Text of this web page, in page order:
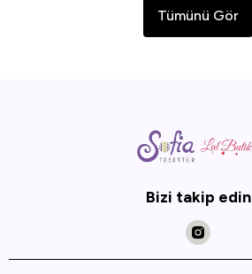
Tümünü Gör
Bizi takip edin